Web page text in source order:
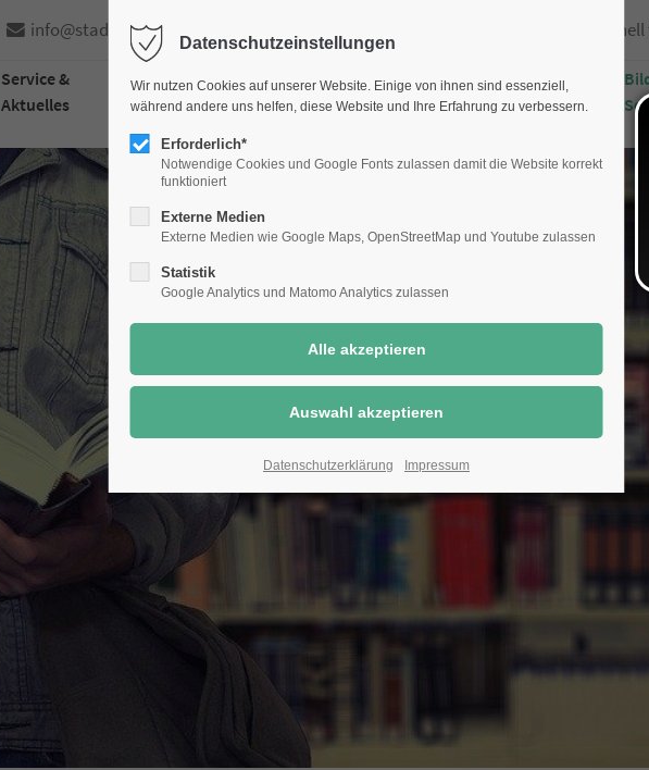
info@stadtselm.de
Service &
Aktuelles
Rathaus &
Bürgerthemen
Bauen &
Wirtschaft
Umwelt &
Klimaschutz
Datenschutzeinstellungen
Wir nutzen Cookies auf unserer Website. Einige von ihnen sind essenziell,
während andere uns helfen, diese Website und Ihre Erfahrung zu verbessern.
Erforderlich*
Notwendige Cookies und Google Fonts zulassen damit die Website korrekt
funktioniert
Externe Medien
Externe Medien wie Google Maps, OpenStreetMap und Youtube zulassen
Statistik
Google Analytics und Matomo Analytics zulassen
Datenschutzerklärung Impressum